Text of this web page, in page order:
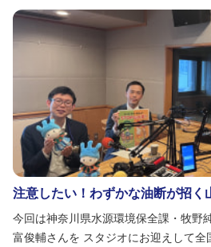
注意したい！わずかな油断が招く
今回は神奈川県水源環境保全課・牧野
富俊輔さんを スタジオにお迎えして